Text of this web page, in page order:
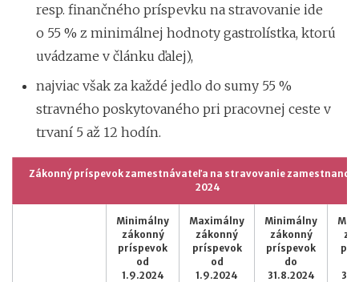
resp. finančného príspevku na stravovanie ide
o 55 % z minimálnej hodnoty gastrolístka, ktorú
uvádzame v článku ďalej),
najviac však za každé jedlo do sumy 55 %
stravného poskytovaného pri pracovnej ceste v
trvaní 5 až 12 hodín.
Zákonný príspevok zamestnávateľa na stravovanie zamestnanca
2024
Minimálny
zákonný
príspevok
od
1.9.2024
Maximálny
zákonný
príspevok
od
1.9.2024
Minimálny
zákonný
príspevok
do
31.8.2024